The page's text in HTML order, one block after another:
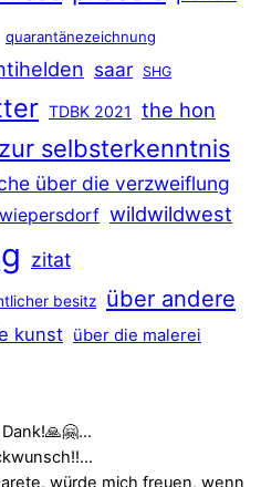
quarantänezeichnung
saar SHG
TDBK 2021 the hon
selbsterkenntnis
über die verzweiflung
wiepersdorf wildwildwest
zitat
besitz über andere
kunst über die malerei
würde mich freuen, wenn